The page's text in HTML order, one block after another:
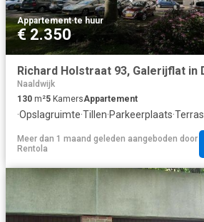
Appartement·te huur
€ 2.350
Naaldwijk
130 m²5 KamersAppartement
·Opslagruimte·Tillen·Parkeerplaats·Terras
Meer dan 1 maand geleden aangeboden door
Rentola